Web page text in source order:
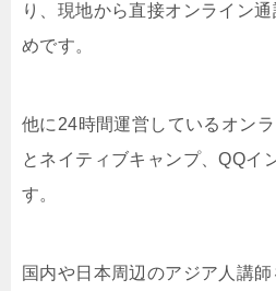
り、現地から直接オンライン
めです。
他に24時間運営しているオン
とネイティブキャンプ、QQイ
す。
国内や日本周辺のアジア人講